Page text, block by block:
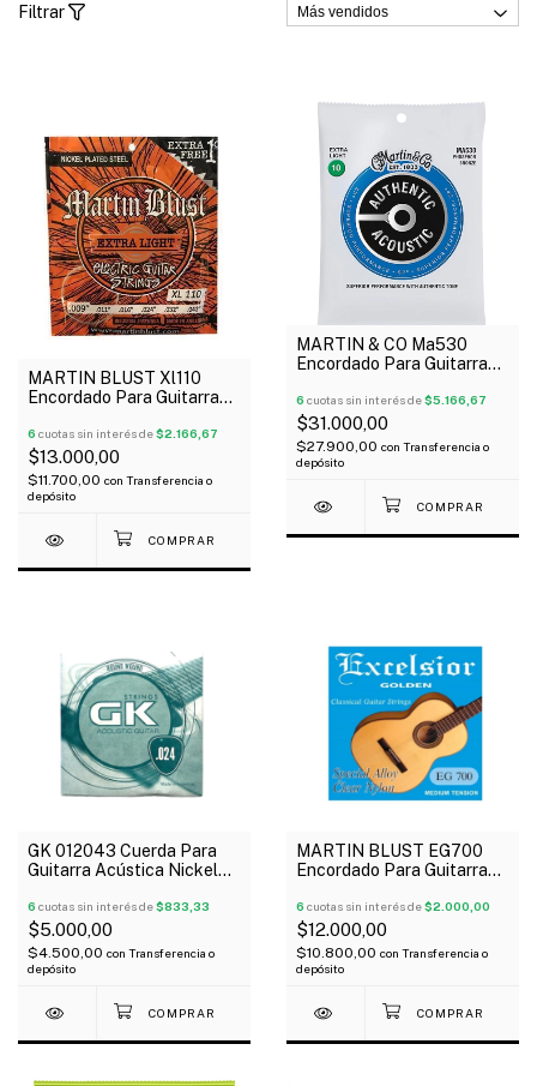
Filtrar
MARTIN BLUST Xl110
Encordado Para Guitarra
Light
6 cuotas sin interés de$2.166,67
$13.000,00
$11.700,00 con Transferencia o
depósito
MARTIN & CO Ma530
Encordado Para Guitarra
Phosphor Bronce 10-047
6 cuotas sin interés de$5.166,67
$31.000,00
$27.900,00 con Transferencia o
depósito
GK 012043 Cuerda Para
Guitarra Acústica Nickel
6 cuotas sin interés de$833,33
$5.000,00
$4.500,00 con Transferencia o
depósito
MARTIN BLUST EG700
Encordado Para Guitarra
Media
6 cuotas sin interés de$2.000,00
$12.000,00
$10.800,00 con Transferencia o
depósito